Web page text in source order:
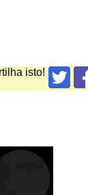
isto!